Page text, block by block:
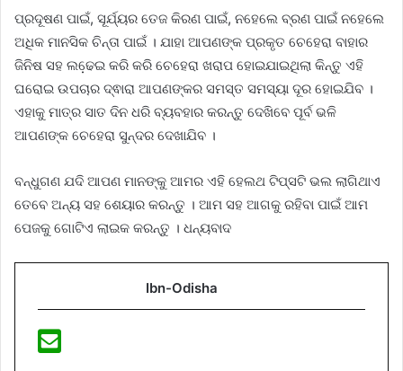
ପ୍ରଦୂଷଣ ପାଇଁ, ସୂର୍ଯ୍ୟର ତେଜ କିରଣ ପାଇଁ, ନହେଲେ ବ୍ରଣ ପାଇଁ ନହେଲେ
ଅଧିକ ମାନସିକ ଚିନ୍ତା ପାଇଁ । ଯାହା ଆପଣଙ୍କ ପ୍ରକୃତ ଚେହେରା ବାହାର
ଜିନିଷ ସହ ଲଢେ଼ଇ କରି କରି ଚେହେରା ଖରାପ ହୋଇଯାଇଥିଲା କିନ୍ତୁ ଏହି
ଘରୋଇ ଉପଚାର ଦ୍ଵାରା ଆପଣଙ୍କର ସମସ୍ତ ସମସ୍ୟା ଦୂର ହୋଇଯିବ ।
ଏହାକୁ ମାତ୍ର ସାତ ଦିନ ଧରି ବ୍ୟବହାର କରନ୍ତୁ ଦେଖିବେ ପୂର୍ବ ଭଳି
ଆପଣଙ୍କ ଚେହେରା ସୁନ୍ଦର ଦେଖାଯିବ ।
ବନ୍ଧୁଗଣ ଯଦି ଆପଣ ମାନଙ୍କୁ ଆମର ଏହି ହେଲଥ ଟିପ୍ସଟି ଭଲ ଲାଗିଥାଏ
ତେବେ ଅନ୍ୟ ସହ ଶେୟାର କରନ୍ତୁ । ଆମ ସହ ଆଗକୁ ରହିବା ପାଇଁ ଆମ
ପେଜକୁ ଗୋଟିଏ ଲାଇକ କରନ୍ତୁ । ଧନ୍ୟବାଦ
Ibn-Odisha